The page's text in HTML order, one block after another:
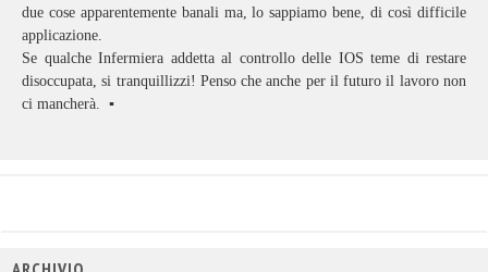
due cose apparentemente banali ma, lo sappiamo bene, di così difficile
applicazione.
Se qualche Infermiera addetta al controllo delle IOS teme di restare
disoccupata, si tranquillizzi! Penso che anche per il futuro il lavoro non
ci mancherà. ▪